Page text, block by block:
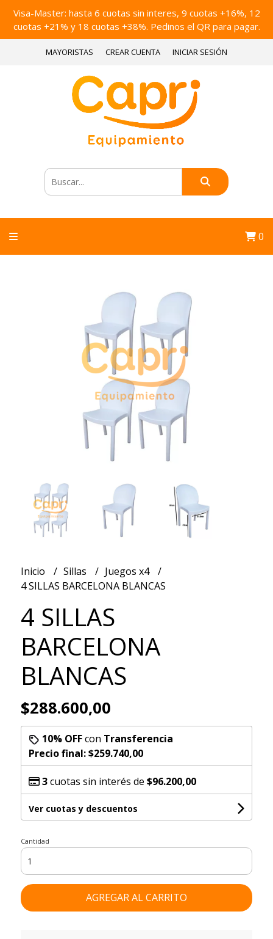
Visa-Master: hasta 6 cuotas sin interes, 9 cuotas +16%, 12
cuotas +21% y 18 cuotas +38%. Pedinos el QR para pagar.
MAYORISTAS CREAR CUENTA INICIAR SESIÓN
0
Inicio Sillas
Juegos x4
4 SILLAS BARCELONA BLANCAS
4 SILLAS
BARCELONA
BLANCAS
$288.600,00
10% OFFcon Transferencia
Precio final:$259.740,00
3cuotas sin interés de $96.200,00
Ver cuotas y descuentos
Cantidad
AGREGAR AL CARRITO